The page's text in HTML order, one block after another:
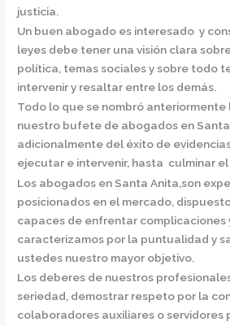
justicia.
Un buen abogado es interesado y
leyes debe tener una visión clara
política, temas sociales y sobre todo
intervenir y resaltar entre los demás.
Todo lo que se nombró anteriormente
nuestro bufete de abogados en
adicionalmente del éxito de
ejecutar e intervenir, hasta culminar
Los abogados en Santa Anita,son
posicionados en el mercado,
capaces de enfrentar complicaciones
caracterizamos por la puntualidad y
ustedes nuestro mayor objetivo.
Los deberes de nuestros
seriedad, demostrar respeto por la
colaboradores auxiliares o servidores